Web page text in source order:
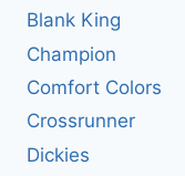
Blank King
Champion
Comfort Colors
Crossrunner
Dickies